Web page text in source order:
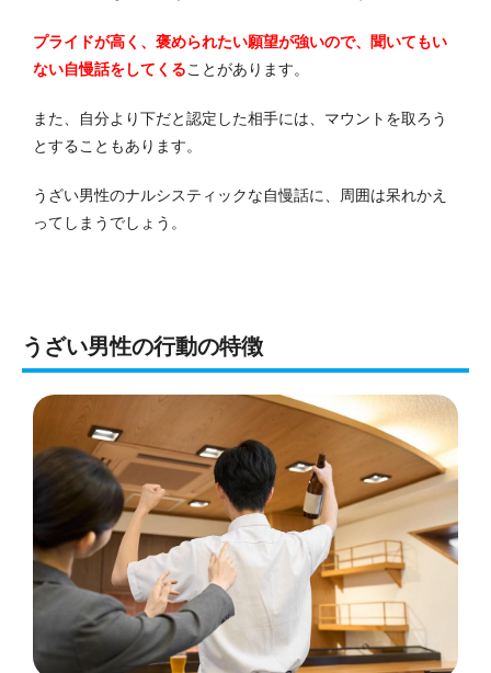
プライドが高く、褒められたい願望が強いので、聞いてもい
ない自慢話をしてくることがあります。
また、自分より下だと認定した相手には、マウントを取ろう
とすることもあります。
うざい男性のナルシスティックな自慢話に、周囲は呆れかえ
ってしまうでしょう。
うざい男性の行動の特徴